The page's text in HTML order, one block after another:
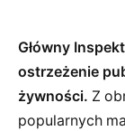
Główny
ostrzeżenie
żywności. Z
popularnych